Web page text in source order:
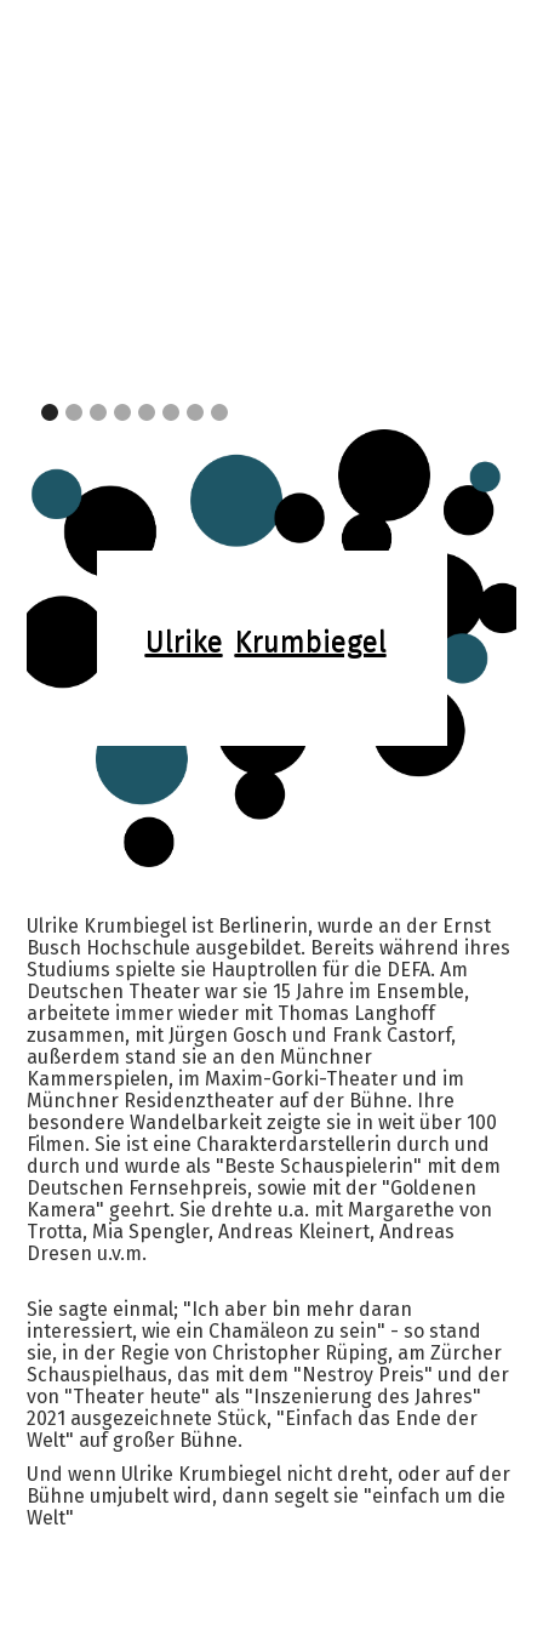
Ulrike Krumbiegel
Ulrike Krumbiegel ist Berlinerin, wurde an der Ernst
Busch Hochschule ausgebildet. Bereits während ihres
Studiums spielte sie Hauptrollen für die DEFA. Am
Deutschen Theater war sie 15 Jahre im Ensemble,
arbeitete immer wieder mit Thomas Langhoff
zusammen, mit Jürgen Gosch und Frank Castorf,
außerdem stand sie an den Münchner
Kammerspielen, im Maxim-Gorki-Theater und im
Münchner Residenztheater auf der Bühne. Ihre
besondere Wandelbarkeit zeigte sie in weit über 100
Filmen. Sie ist eine Charakterdarstellerin durch und
durch und wurde als "Beste Schauspielerin" mit dem
Deutschen Fernsehpreis, sowie mit der "Goldenen
Kamera" geehrt. Sie drehte u.a. mit Margarethe von
Trotta, Mia Spengler, Andreas Kleinert, Andreas
Dresen u.v.m.
Sie sagte einmal; "Ich aber bin mehr daran
interessiert, wie ein Chamäleon zu sein" - so stand
sie, in der Regie von Christopher Rüping, am Zürcher
Schauspielhaus, das mit dem "Nestroy Preis" und der
von "Theater heute" als "Inszenierung des Jahres"
2021 ausgezeichnete Stück, "Einfach das Ende der
Welt" auf großer Bühne.
Und wenn Ulrike Krumbiegel nicht dreht, oder auf der
Bühne umjubelt wird, dann segelt sie "einfach um die
Welt"